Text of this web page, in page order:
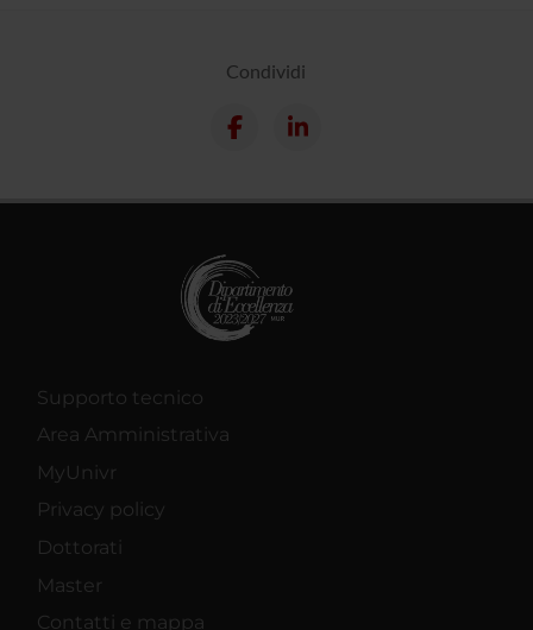
Condividi
Supporto tecnico
Area Amministrativa
MyUnivr
Privacy policy
Dottorati
Master
Contatti e mappa